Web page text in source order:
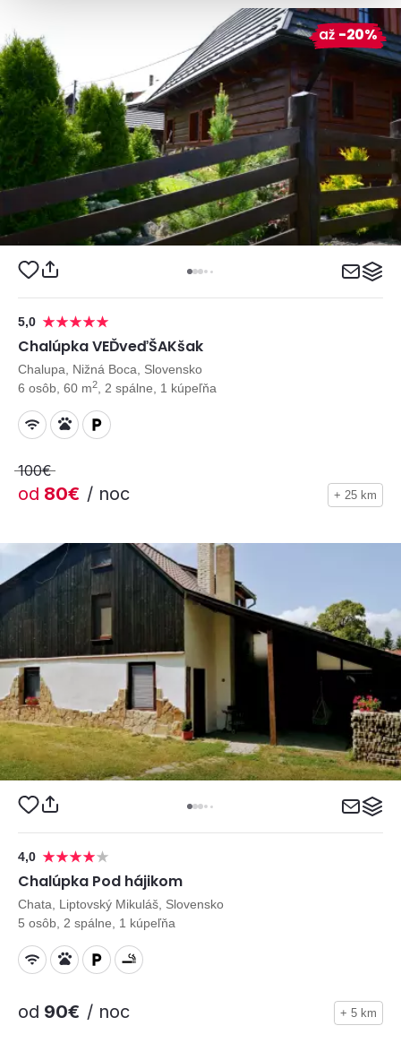
5,0
Chalúpka VEĎveďŠAKšak
Chalupa, Nižná Boca, Slovensko
6 osôb, 60 m2 , 2 spálne, 1 kúpeľňa
100€
od 80€ / noc
až -20%
+ 25 km
4,0
Chalúpka Pod hájikom
Chata, Liptovský Mikuláš, Slovensko
5 osôb, 2 spálne, 1 kúpeľňa
od 90€ / noc + 5 km